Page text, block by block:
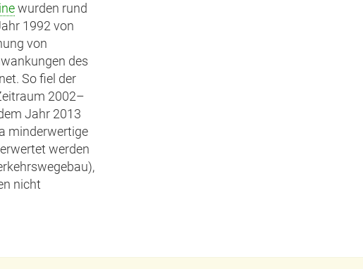
wurden rund
1992 von
von
des
So fiel der
2002–
Jahr 2013
minderwertige
werden
nicht